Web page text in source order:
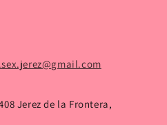
Jerez de la Frontera,